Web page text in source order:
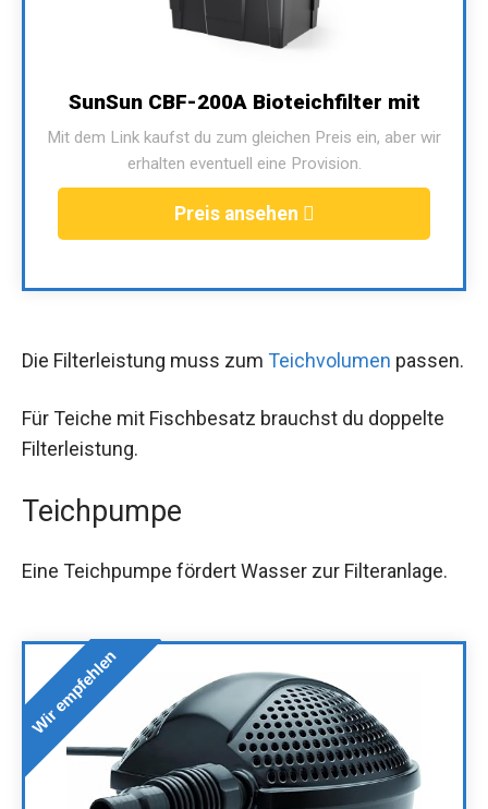
SunSun CBF-200A Bioteichfilter mit
Mit dem Link kaufst du zum gleichen Preis ein, aber wir
erhalten eventuell eine Provision.
Preis ansehen
Die Filterleistung muss zum Teichvolumen passen.
Für Teiche mit Fischbesatz brauchst du doppelte
Filterleistung.
Teichpumpe
Eine Teichpumpe fördert Wasser zur Filteranlage.
Wir empfehlen